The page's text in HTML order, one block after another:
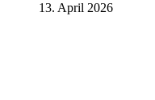
13. April 2026